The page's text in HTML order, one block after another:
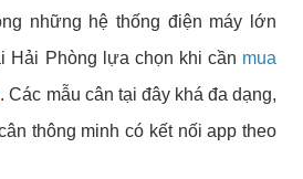
những hệ thống điện máy lớn
Hải Phòng lựa chọn khi cần mua
. Các mẫu cân tại đây khá đa dạng,
thông minh có kết nối app theo